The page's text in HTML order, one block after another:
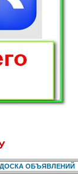
ДОСКА ОБЪЯВЛЕНИЙ